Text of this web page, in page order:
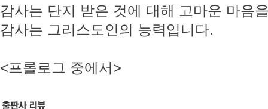
감사는 단지 받은 것에 대해 고마운 마음
감사는 그리스도인의 능력입니다.
<프롤로그 중에서>